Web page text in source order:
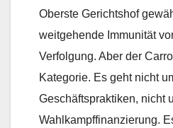
Oberste Gerichtshof
weitgehende Immunität
Verfolgung. Aber der
Kategorie. Es geht nicht
Geschäftspraktiken, nicht
Wahlkampffinanzierung.